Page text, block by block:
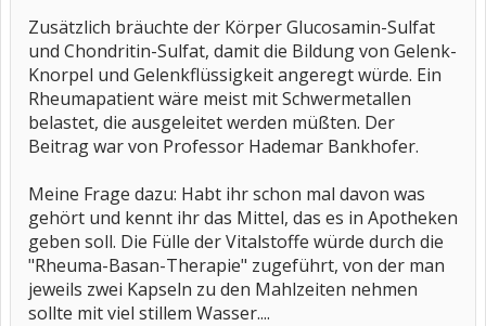
Zusätzlich bräuchte der Körper Glucosamin-Sulfat
und Chondritin-Sulfat, damit die Bildung von Gelenk-
Knorpel und Gelenkflüssigkeit angeregt würde. Ein
Rheumapatient wäre meist mit Schwermetallen
belastet, die ausgeleitet werden müßten. Der
Beitrag war von Professor Hademar Bankhofer.
Meine Frage dazu: Habt ihr schon mal davon was
gehört und kennt ihr das Mittel, das es in Apotheken
geben soll. Die Fülle der Vitalstoffe würde durch die
"Rheuma-Basan-Therapie" zugeführt, von der man
jeweils zwei Kapseln zu den Mahlzeiten nehmen
sollte mit viel stillem Wasser....